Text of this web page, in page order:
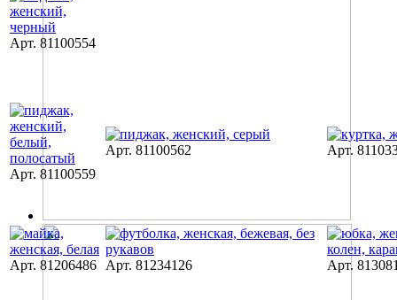
Арт. 81100554
Арт. 81100559
Арт. 81100562 Арт.
Арт. 81206486 Арт. 81234126 Арт.